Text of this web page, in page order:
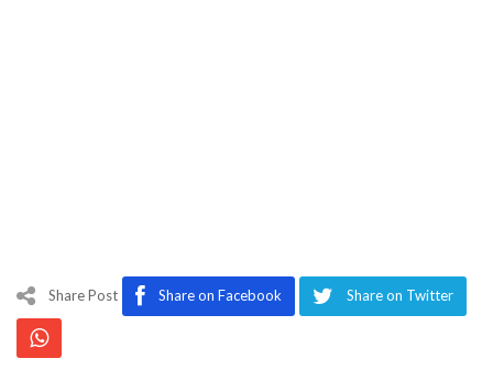
Share Post Share on Facebook Share on Twitter